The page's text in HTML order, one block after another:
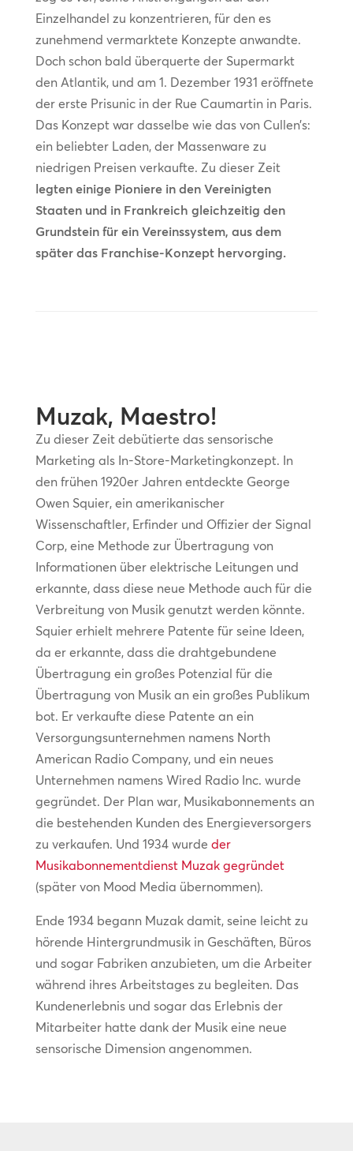
Einzelhandel zu konzentrieren, für den es
zunehmend vermarktete Konzepte anwandte.
Doch schon bald überquerte der Supermarkt
den Atlantik, und am 1. Dezember 1931 eröffnete
der erste Prisunic in der Rue Caumartin in Paris.
Das Konzept war dasselbe wie das von Cullen’s:
ein beliebter Laden, der Massenware zu
niedrigen Preisen verkaufte. Zu dieser Zeit
legten einige Pioniere in den Vereinigten
Staaten und in Frankreich gleichzeitig den
Grundstein für ein Vereinssystem, aus dem
später das Franchise-Konzept hervorging.
Muzak, Maestro!
Zu dieser Zeit debütierte das sensorische
Marketing als In-Store-Marketingkonzept. In
den frühen 1920er Jahren entdeckte George
Owen Squier, ein amerikanischer
Wissenschaftler, Erfinder und Offizier der Signal
Corp, eine Methode zur Übertragung von
Informationen über elektrische Leitungen und
erkannte, dass diese neue Methode auch für die
Verbreitung von Musik genutzt werden könnte.
Squier erhielt mehrere Patente für seine Ideen,
da er erkannte, dass die drahtgebundene
Übertragung ein großes Potenzial für die
Übertragung von Musik an ein großes Publikum
bot. Er verkaufte diese Patente an ein
Versorgungsunternehmen namens North
American Radio Company, und ein neues
Unternehmen namens Wired Radio Inc. wurde
gegründet. Der Plan war, Musikabonnements an
die bestehenden Kunden des Energieversorgers
zu verkaufen. Und 1934 wurde der
Musikabonnementdienst Muzak gegründet
(später von Mood Media übernommen).
Ende 1934 begann Muzak damit, seine leicht zu
hörende Hintergrundmusik in Geschäften, Büros
und sogar Fabriken anzubieten, um die Arbeiter
während ihres Arbeitstages zu begleiten. Das
Kundenerlebnis und sogar das Erlebnis der
Mitarbeiter hatte dank der Musik eine neue
sensorische Dimension angenommen.